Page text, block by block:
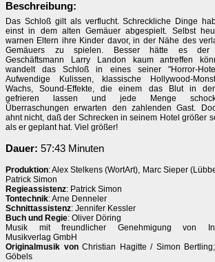
Beschreibung:
Das Schloß gilt als verflucht. Schreckliche Dinge
einst in dem alten Gemäuer abgespielt. Selbst
warnen Eltern ihre Kinder davor, in der Nähe des
Gemäuers zu spielen. Besser hätte es der
Geschäftsmann Larry Landon kaum antreffen
wandelt das Schloß in eines seiner "Horror-
Aufwendige Kulissen, klassische Hollywood-
Wachs, Sound-Effekte, die einem das Blut in
gefrieren lassen und jede Menge
Überraschungen erwarten den zahlenden Gast.
ahnt nicht, daß der Schrecken in seinem Hotel größer
als er geplant hat. Viel größer!
Dauer: 57:43 Minuten
Produktion: Alex Stelkens (WortArt), Marc Sieper
Patrick Simon
Regieassistenz: Patrick Simon
Tontechnik: Arne Denneler
Schnittassistenz: Jennifer Kessler
Buch und Regie: Oliver Döring
Musik mit freundlicher Genehmigung von
Musikverlag GmbH
Originalmusik vonChristian Hagitte / Simon
Göbels